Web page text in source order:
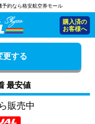
約なら格安航空券モール
購入済の
お客様へ
更する
最安値
販売中